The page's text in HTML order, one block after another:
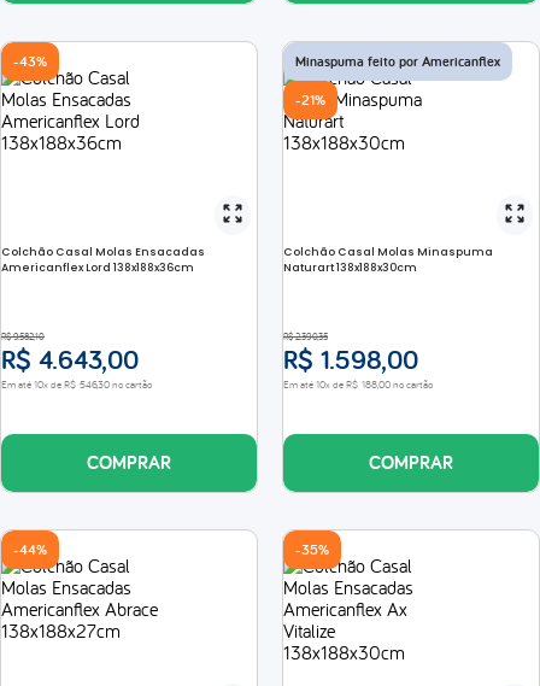
-43%
Colchão Casal Molas Ensacadas
Americanflex Lord 138x188x36cm
R$ 9.582,10
R$ 4.643,00
Em até10x deR$ 546,30no cartão
COMPRAR
Minaspuma feito por Americanflex
-21%
Colchão Casal Molas Minaspuma
Naturart 138x188x30cm
R$ 2.390,35
R$ 1.598,00
Em até10x deR$ 18800no cartão
COMPRAR
-44% -35%